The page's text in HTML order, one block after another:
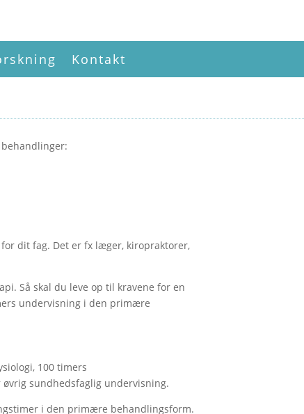
Kontakt
dit fag. Det er fx læger, kiropraktorer,
Så skal du leve op til kravene for en
undervisning i den primære
100 timers
sundhedsfaglig undervisning.
i den primære behandlingsform.